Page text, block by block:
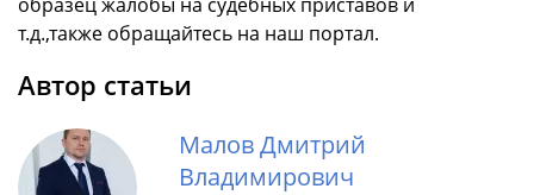
т.д.,также обращайтесь на наш портал.
Автор статьи
Малов Дмитрий
Владимирович